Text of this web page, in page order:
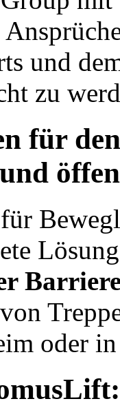
und
zu
für
oder